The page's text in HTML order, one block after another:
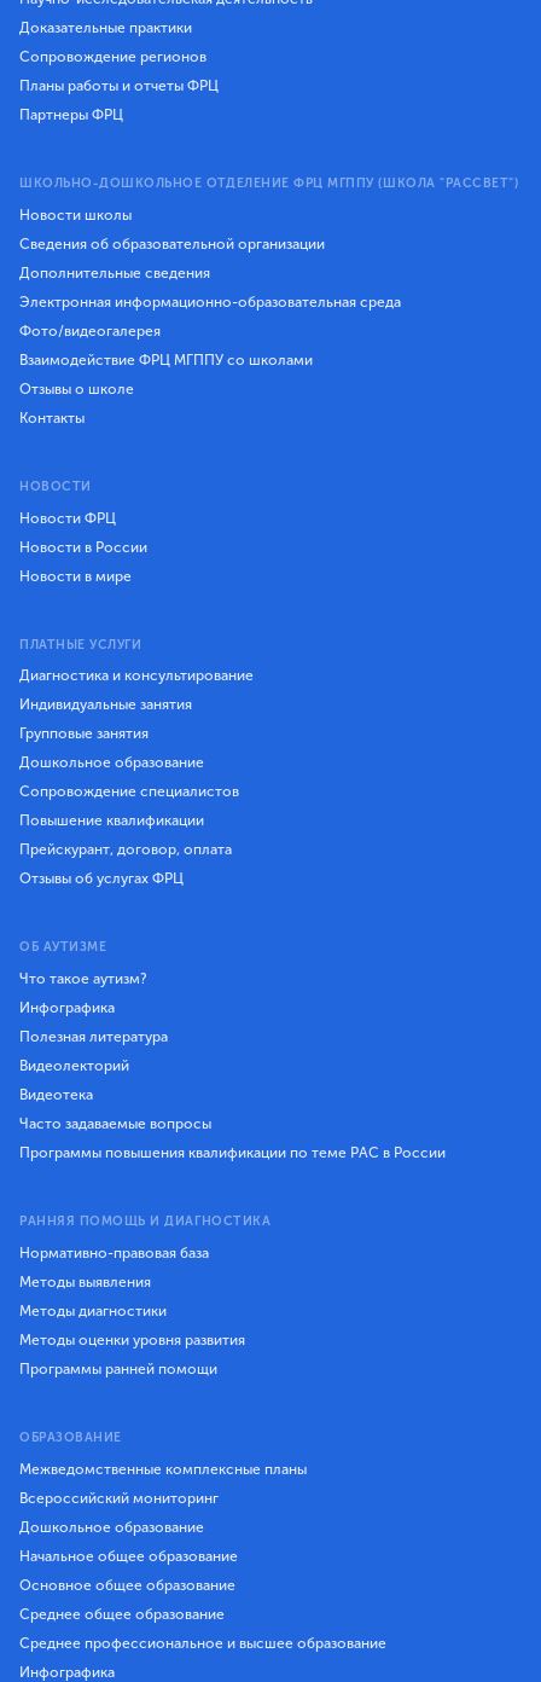
Доказательные практики
Сопровождение регионов
Планы работы и отчеты ФРЦ
Партнеры ФРЦ
ШКОЛЬНО-ДОШКОЛЬНОЕ ОТДЕЛЕНИЕ ФРЦ МГППУ (ШКОЛА "РАССВЕТ")
Новости школы
Сведения об образовательной организации
Дополнительные сведения
Электронная информационно-образовательная среда
Фото/видеогалерея
Взаимодействие ФРЦ МГППУ со школами
Отзывы о школе
Контакты
НОВОСТИ
Новости ФРЦ
Новости в России
Новости в мире
ПЛАТНЫЕ УСЛУГИ
Диагностика и консультирование
Индивидуальные занятия
Групповые занятия
Дошкольное образование
Сопровождение специалистов
Повышение квалификации
Прейскурант, договор, оплата
Отзывы об услугах ФРЦ
ОБ АУТИЗМЕ
Что такое аутизм?
Инфографика
Полезная литература
Видеолекторий
Видеотека
Часто задаваемые вопросы
Программы повышения квалификации по теме РАС в России
РАННЯЯ ПОМОЩЬ И ДИАГНОСТИКА
Нормативно-правовая база
Методы выявления
Методы диагностики
Методы оценки уровня развития
Программы ранней помощи
ОБРАЗОВАНИЕ
Межведомственные комплексные планы
Всероссийский мониторинг
Дошкольное образование
Начальное общее образование
Основное общее образование
Среднее общее образование
Среднее профессиональное и высшее образование
Инфографика